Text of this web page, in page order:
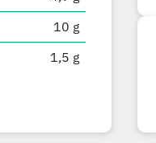
10 g
1,5 g